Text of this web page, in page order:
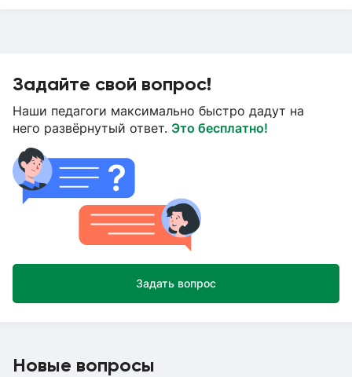
Задайте свой вопрос!
Наши педагоги максимально быстро дадут на
него развёрнутый ответ. Это бесплатно!
Задать вопрос
Новые вопросы